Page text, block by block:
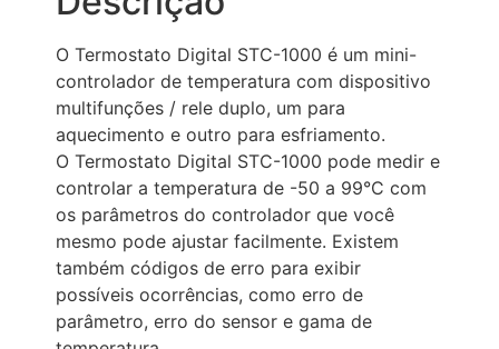
O Termostato Digital STC-1000 é um mini-
controlador de temperatura com dispositivo
multifunções / rele duplo, um para
aquecimento e outro para esfriamento.
O Termostato Digital STC-1000 pode medir e
controlar a temperatura de -50 a 99°C com
os parâmetros do controlador que você
mesmo pode ajustar facilmente. Existem
também códigos de erro para exibir
possíveis ocorrências, como erro de
parâmetro, erro do sensor e gama de